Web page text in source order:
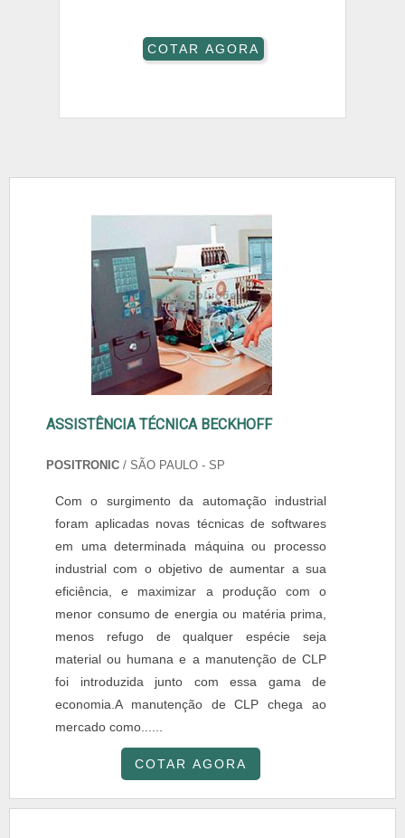
COTAR AGORA
ASSISTÊNCIA TÉCNICA BECKHOFF
POSITRONIC / SÃO PAULO - SP
Com o surgimento da automação industrial
foram aplicadas novas técnicas de softwares
em uma determinada máquina ou processo
industrial com o objetivo de aumentar a sua
eficiência, e maximizar a produção com o
menor consumo de energia ou matéria prima,
menos refugo de qualquer espécie seja
material ou humana e a manutenção de CLP
foi introduzida junto com essa gama de
economia.A manutenção de CLP chega ao
mercado como......
COTAR AGORA